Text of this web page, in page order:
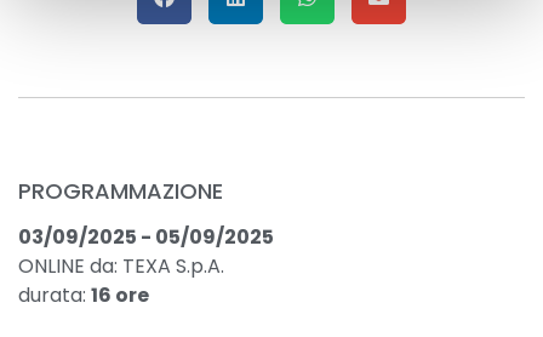
PROGRAMMAZIONE
03/09/2025 - 05/09/2025
ONLINE da: TEXA S.p.A.
durata: 16 ore